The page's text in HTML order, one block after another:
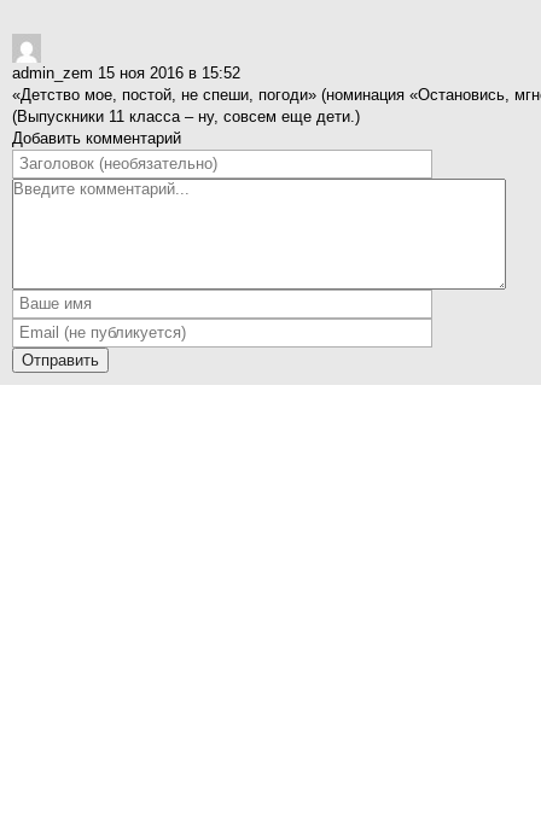
admin_zem 15 ноя 2016 в 15:52
«Детство мое, постой, не спеши, погоди» (номинация «Остановись,
(Выпускники 11 класса – ну, совсем еще дети.)
Добавить комментарий
Отправить